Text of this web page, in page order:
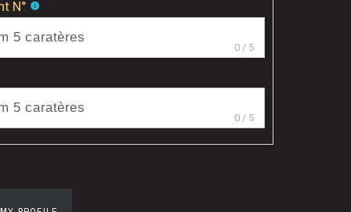
N° info
0/ 5
0/ 5